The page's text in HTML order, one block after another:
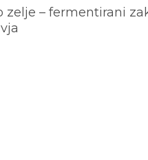
zelje – fermentirani